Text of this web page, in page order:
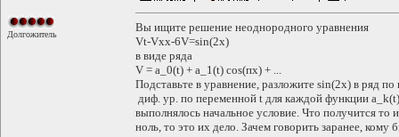
Долгожитель
Вы ищите решение неоднородного уравнения
Vt-Vxx-6V=sin(2x)
в виде ряда
V = а_0(t) + a_1(t) cos(пх) + ...
Подставьте в уравнение, разложите sin(2x) в ряд
диф. ур. по переменной t для каждой функции
выполнялось начальное условие. Что получится
ноль, то это их дело. Зачем говорить заранее, кому